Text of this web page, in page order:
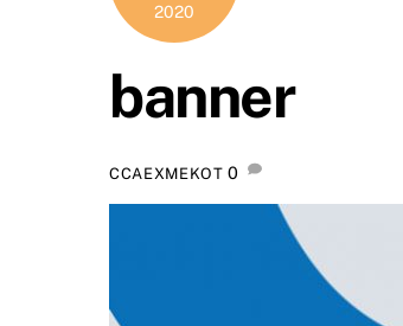
2020
banner
CCAEXMEKOT 0